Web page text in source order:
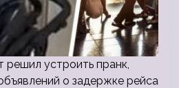
решил устроить пранк,
о задержке рейса